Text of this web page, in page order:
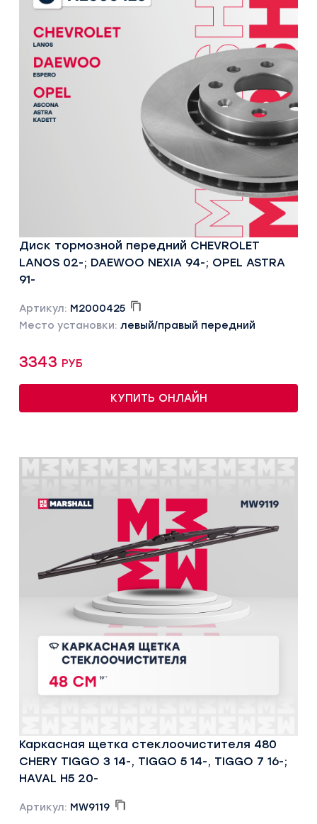
Диск тормозной передний CHEVROLET
LANOS 02-; DAEWOO NEXIA 94-; OPEL ASTRA
91-
Артикул: M2000425
Место установки: левый/правый передний
3343 руб
КУПИТЬ ОНЛАЙН
Каркасная щетка стеклоочистителя 480
CHERY TIGGO 3 14-, TIGGO 5 14-, TIGGO 7 16-;
HAVAL H5 20-
Артикул: MW9119